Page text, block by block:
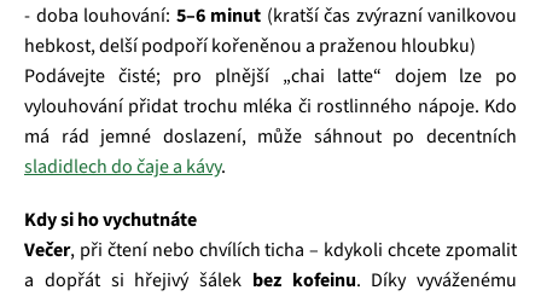
- doba louhování: 5–6 minut (kratší čas zvýrazní vanilkovou
hebkost, delší podpoří kořeněnou a praženou hloubku)
Podávejte čisté; pro plnější „chai latte“ dojem lze po
vylouhování přidat trochu mléka či rostlinného nápoje. Kdo
má rád jemné doslazení, může sáhnout po decentních
sladidlech do čaje a kávy.
Kdy si ho vychutnáte
Večer, při čtení nebo chvílích ticha – kdykoli chcete zpomalit
a dopřát si hřejivý šálek bez kofeinu. Díky vyváženému